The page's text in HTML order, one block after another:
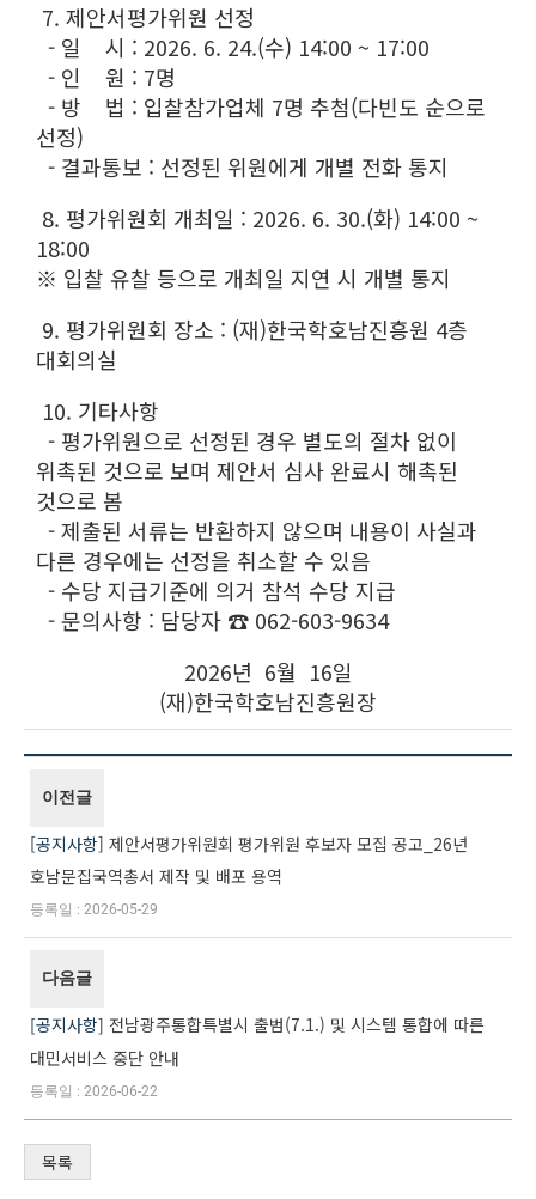
7. 제안서평가위원 선정
- 일 시 : 2026. 6. 24.(수) 14:00 ~ 17:00
- 인 원 : 7명
- 방 법 : 입찰참가업체 7명 추첨(다빈도 순으로
선정)
- 결과통보 : 선정된 위원에게 개별 전화 통지
8. 평가위원회 개최일 : 2026. 6. 30.(화) 14:00 ~
18:00
※ 입찰 유찰 등으로 개최일 지연 시 개별 통지
9. 평가위원회 장소 : (재)한국학호남진흥원 4층
대회의실
10. 기타사항
- 평가위원으로 선정된 경우 별도의 절차 없이
위촉된 것으로 보며 제안서 심사 완료시 해촉된
것으로 봄
- 제출된 서류는 반환하지 않으며 내용이 사실과
다른 경우에는 선정을 취소할 수 있음
- 수당 지급기준에 의거 참석 수당 지급
- 문의사항 : 담당자 ☎ 062-603-9634
2026년 6월 16일
(재)한국학호남진흥원장
이전글
공지사항 제안서평가위원회 평가위원 후보자 모집 공고_26년
호남문집국역총서 제작 및 배포 용역
2026-05-29
다음글
공지사항 전남광주통합특별시 출범(7.1.) 및 시스템 통합에 따른
대민서비스 중단 안내
2026-06-22
목록